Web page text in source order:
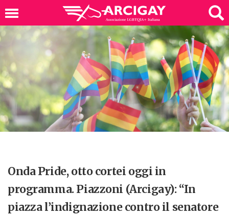
Onda Pride, otto cortei oggi in
programma. Piazzoni (Arcigay): “In
piazza l’indignazione contro il senatore